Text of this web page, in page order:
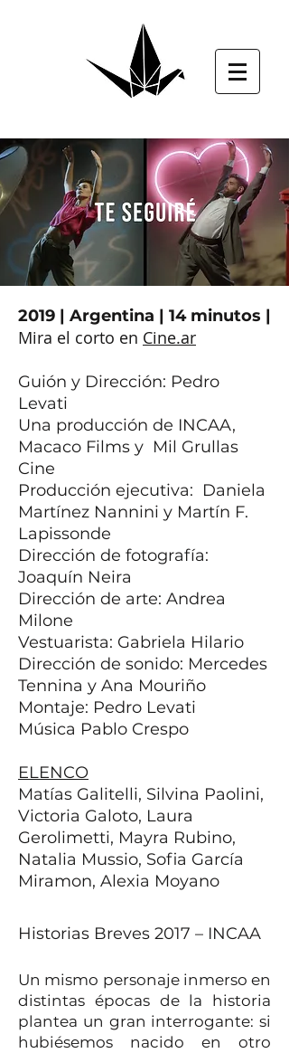
2019 | Argentina | 14 minutos |
Mira el corto en Cine.ar
Guión y Dirección: Pedro
Levati
Una producción de INCAA,
Macaco Films y Mil Grullas
Cine
Producción ejecutiva: Daniela
Martínez Nannini y Martín F.
Lapissonde
Dirección de fotografía:
Joaquín Neira
Dirección de arte: Andrea
Milone
Vestuarista: Gabriela Hilario
Dirección de sonido: Mercedes
Tennina y Ana Mouriño
Montaje: Pedro Levati
Música Pablo Crespo
ELENCO
Matías Galitelli, Silvina Paolini,
Victoria Galoto, Laura
Gerolimetti, Mayra Rubino,
Natalia Mussio, Sofia García
Miramon, Alexia Moyano
Historias Breves 2017 – INCAA
Un mismo personaje inmerso en
distintas épocas de la historia
plantea un gran interrogante: si
hubiésemos nacido en otro